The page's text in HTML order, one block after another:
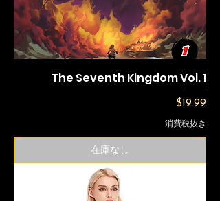
The Seventh Kingdom Vol. 1
価格
$19.99
消費税抜き
在庫なし